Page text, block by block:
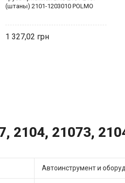
(штаны) 2101-1203010 POLMO
1 327,02
2104, 21073,
Автоинструмент и